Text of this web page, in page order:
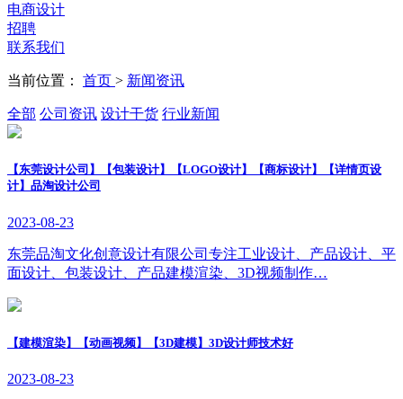
电商设计
招聘
联系我们
当前位置： 首页 > 新闻资讯
全部 公司资讯 设计干货 行业新闻
【东莞设计公司】【包装设计】【LOGO设计】【商标设计】【详情页设
计】品淘设计公司
2023-08-23
东莞品淘文化创意设计有限公司专注工业设计、产品设计、平
面设计、包装设计、产品建模渲染、3D视频制作…
【建模渲染】【动画视频】【3D建模】3D设计师技术好
2023-08-23